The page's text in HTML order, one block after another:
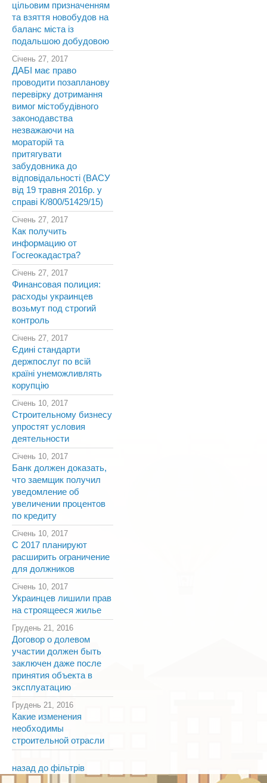
цільовим призначенням
та взяття новобудов на
баланс міста із
подальшою добудовою
Січень 27, 2017
ДАБІ має право
проводити позапланову
перевірку дотримання
вимог містобудівного
законодавства
незважаючи на
мораторій та
притягувати
забудовника до
відповідальності (ВАСУ
від 19 травня 2016р. у
справі К/800/51429/15)
Січень 27, 2017
Как получить
информацию от
Госгеокадастра?
Січень 27, 2017
Финансовая полиция:
расходы украинцев
возьмут под строгий
контроль
Січень 27, 2017
Єдині стандарти
держпослуг по всій
країні унеможливлять
корупцію
Січень 10, 2017
Строительному бизнесу
упростят условия
деятельности
Січень 10, 2017
Банк должен доказать,
что заемщик получил
уведомление об
увеличении процентов
по кредиту
Січень 10, 2017
С 2017 планируют
расширить ограничение
для должников
Січень 10, 2017
Украинцев лишили прав
на строящееся жилье
Грудень 21, 2016
Договор о долевом
участии должен быть
заключен даже после
принятия объекта в
эксплуатацию
Грудень 21, 2016
Какие изменения
необходимы
строительной отрасли
назад до фільтрів